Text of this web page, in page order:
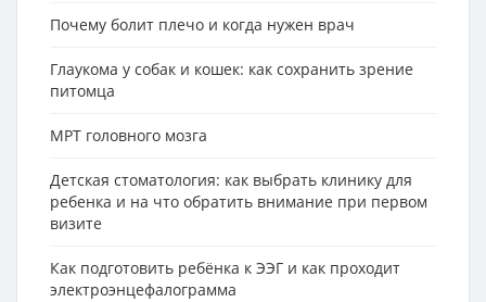
Почему болит плечо и когда нужен врач
Глаукома у собак и кошек: как сохранить зрение
питомца
МРТ головного мозга
Детская стоматология: как выбрать клинику для
ребенка и на что обратить внимание при первом
визите
Как подготовить ребёнка к ЭЭГ и как проходит
электроэнцефалограмма